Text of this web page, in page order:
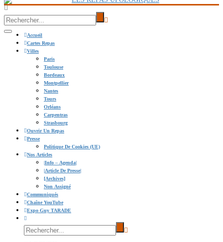
Accueil
Cartes Repas
Villes
Paris
Toulouse
Bordeaux
Montpellier
Nantes
Tours
Orléans
Carpentras
Strasbourg
Ouvrir Un Repas
Presse
Politique De Cookies (UE)
Nos Articles
|info – Agenda|
|Article De Presse|
[Archives]
Non Assigné
Communiqués
Chaîne YouTube
Expo Guy TARADE